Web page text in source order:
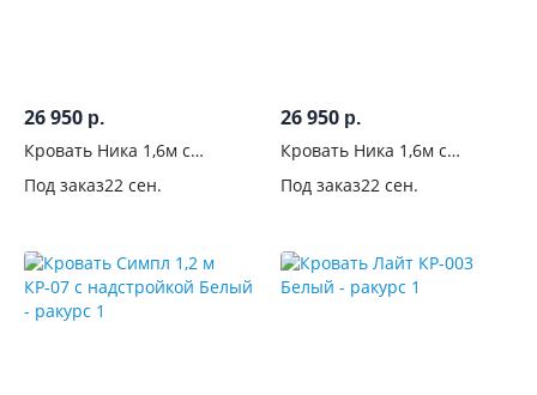
26 950 р.
Кровать Ника 1,6м с
Муссон
Под заказ22 сен.
26 950 р.
Кровать Ника 1,6м с
Мокко
Под заказ22 сен.